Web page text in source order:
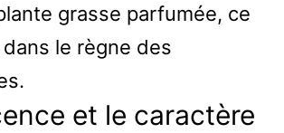
grasse parfumée, ce
le règne des
et le caractère